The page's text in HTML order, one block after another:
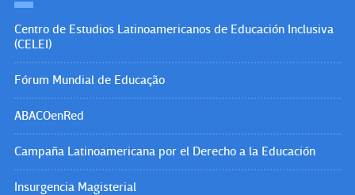
Centro de Estudios Latinoamericanos de Educación Inclusiva
(CELEI)
Fórum Mundial de Educação
ABACOenRed
Campaña Latinoamericana por el Derecho a la Educación
Insurgencia Magisterial